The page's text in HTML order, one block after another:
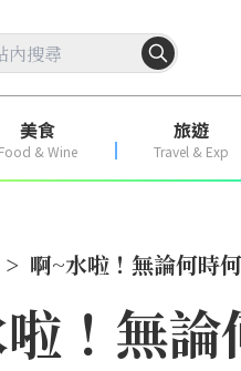
美食
Food & Wine
旅遊
Travel & Exp
> 啊~水啦！無論何時
！無